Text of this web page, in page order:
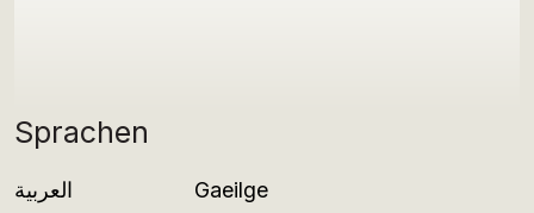
Sprachen
العربية
Gaeilge